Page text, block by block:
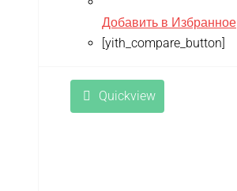
Добавить в Избранное
[yith_compare_button]
Quickview